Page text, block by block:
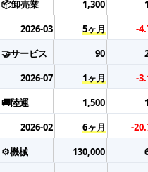
📦卸売業 1,300
2026-03 5ヶ月
-
🤝サービス 90
2026-07 1ヶ月
-
🚚陸運 1,500
2026-02 6ヶ月
-
⚙️機械 130,000